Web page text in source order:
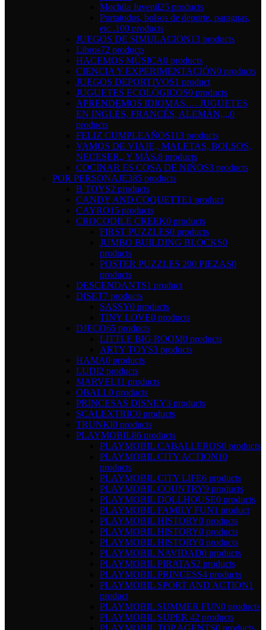
Mochila Juvenil25 products
Portatodos, bolsos de deporte, paraguas,
etc..100 products
JUEGOS DE SIMULACION13 products
Libros72 products
HACEMOS MÚSICA0 products
CIENCIA Y EXPERIMENTACIÓN0 products
JUEGOS DEPORTIVOS1 product
JUGUETES ECOLÓGICOS0 products
APRENDEMOS IDIOMAS…. JUGUETES
EN INGLÉS, FRANCÉS, ALEMÁN,,,,0
products
FELIZ CUMPLEAÑOS113 products
VAMOS DE VIAJE,, MALETAS, BOLSOS,
NECESER,, Y MÁS.8 products
COCINAR ES COSA DE NIÑOS3 products
POR PERSONAJE385 products
B TOYS2 products
CANDY AND COQUETTE1 product
CAYRO15 products
CROCODILE CREEK0 products
FIRST PUZZLES0 products
JUMBO BUILDING BLOCKS0
products
POSTER PUZZLES 200 PIEZAS0
products
DESCENDANTS1 product
DISET7 products
SASSY0 products
TINY LOVE0 products
DJECO65 products
LITTLE BIG ROOM0 products
ARTY TOYS3 products
HAMA0 products
LUDI2 products
MARVEL11 products
OBALL0 products
PRINCESAS DISNEY3 products
SCALEXTRIC0 products
TRUNKI0 products
PLAYMOBIL86 products
PLAYMOBIL CABALLEROS0 products
PLAYMOBIL CITY ACTION10
products
PLAYMOBIL CITY LIFE6 products
PLAYMOBIL COUNTRY9 products
PLAYMOBIL DOLLHOUSE0 products
PLAYMOBIL FAMILY FUN1 product
PLAYMOBIL HISTORY0 products
PLAYMOBIL HISTORY0 products
PLAYMOBIL HISTORY0 products
PLAYMOBIL NAVIDAD0 products
PLAYMOBIL PIRATAS2 products
PLAYMOBIL PRINCESS4 products
PLAYMOBIL SPORT AND ACTION1
product
PLAYMOBIL SUMMER FUN0 products
PLAYMOBIL SUPER 42 products
PLAYMOBIL TOP AGENTS0 products